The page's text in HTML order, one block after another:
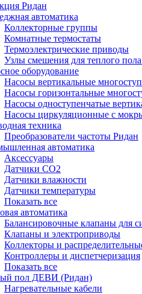
Ридан
автоматика
Коллекторные группы
Комнатные термостаты
Термоэлектрические приводы
Узлы смешения для теплого
оборудование
Насосы вертикальные
Насосы горизонтальные
Насосы одноступенчатые
Насосы циркуляционные с
техника
Преобразователи частоты Ридан
автоматика
Аксессуары
Датчики CO2
Датчики влажности
Датчики температуры
Показать все
автоматика
Балансировочные клапаны для
Клапаны и электроприводы
Коллекторы и
Контроллеры и диспетчеризация
Показать все
пол ДЕВИ (Ридан)
Нагревательные кабели